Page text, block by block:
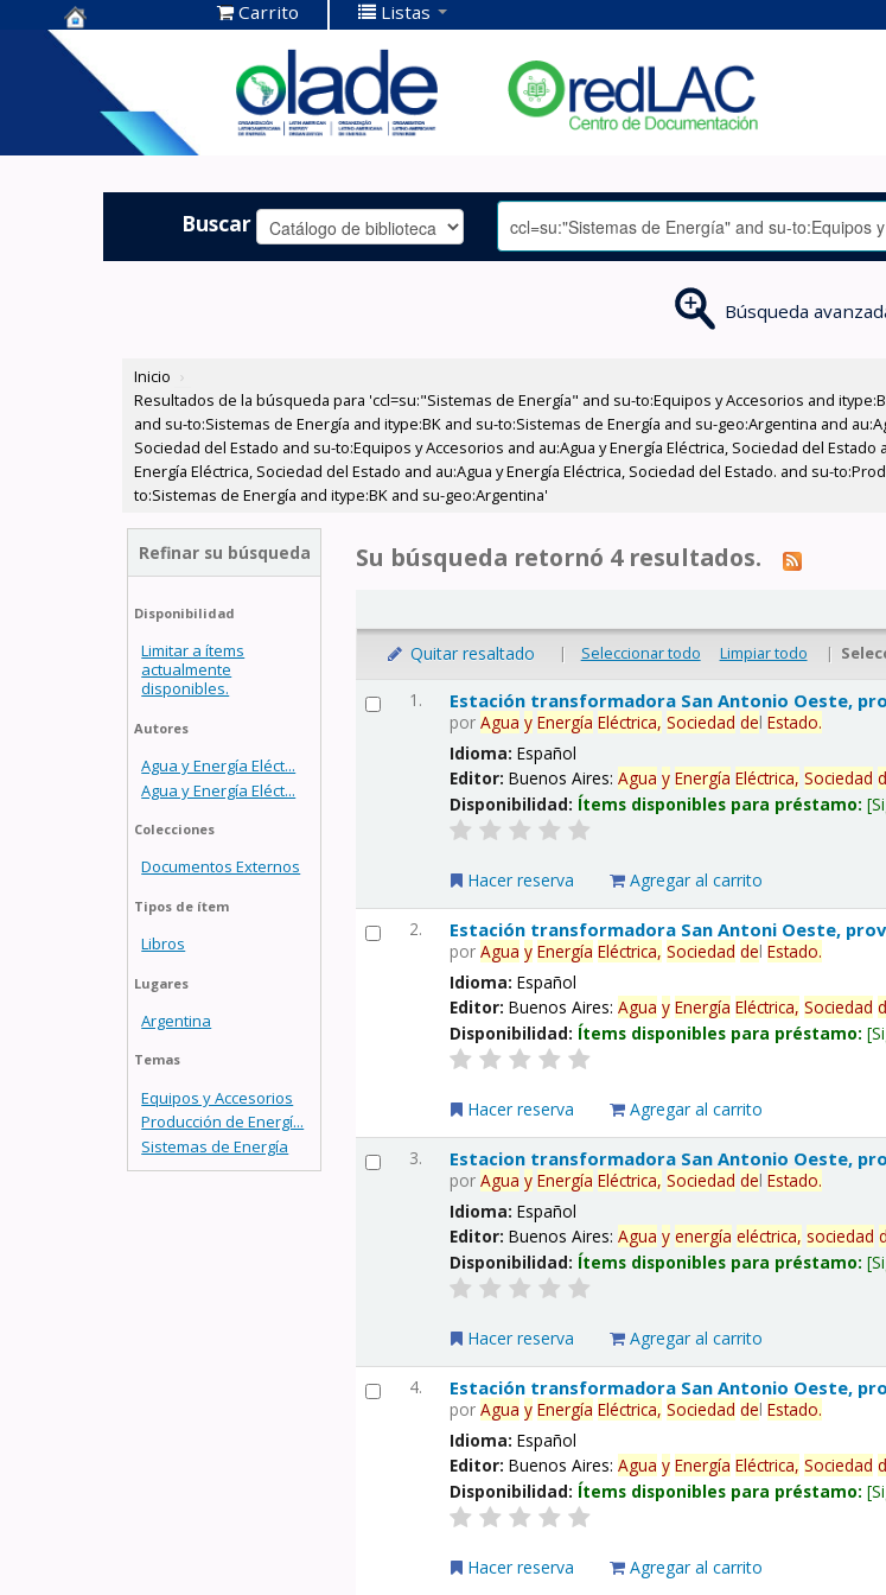
Centro de
Documentación
OLADE -
Carrito Listas
Buscar
Búsqueda
Inicio ›
Resultados de la búsqueda para 'ccl=su:"Sistemas de Energía" and su-to:Equipos y Accesorios and
and su-to:Sistemas de Energía and itype:BK and su-to:Sistemas de Energía and su-geo:Argentina and
Sociedad del Estado and su-to:Equipos y Accesorios and au:Agua y Energía Eléctrica, Sociedad del
Energía Eléctrica, Sociedad del Estado and au:Agua y Energía Eléctrica, Sociedad del Estado. and su-
to:Sistemas de Energía and itype:BK and su-geo:Argentina'
Refinar su búsqueda
Disponibilidad
Limitar a ítems
actualmente
disponibles.
Autores
Agua y Energía Eléct...
Agua y Energía Eléct...
Colecciones
Documentos Externos
Tipos de ítem
Libros
Lugares
Argentina
Temas
Equipos y Accesorios
Producción de Energí...
Sistemas de Energía
Su búsqueda retornó 4 resultados.
Quitar resaltado | Seleccionar todo Limpiar todo |
1. Estación transformadora San Antonio Oeste,
porAgua y Energía Eléctrica, Sociedad delEstado.
Idioma:Español
Editor:Buenos Aires:Agua y Energía Eléctrica, Sociedad
Disponibilidad: Ítems disponibles para préstamo:
Hacer reserva Agregar al carrito
2. Estación transformadora San Antoni Oeste,
porAgua y Energía Eléctrica, Sociedad delEstado.
Idioma:Español
Editor:Buenos Aires:Agua y Energía Eléctrica, Sociedad
Disponibilidad: Ítems disponibles para préstamo:
Hacer reserva Agregar al carrito
3. Estacion transformadora San Antonio Oeste,
porAgua y Energía Eléctrica, Sociedad delEstado.
Idioma:Español
Editor:Buenos Aires:Agua y energía eléctrica, sociedad
Disponibilidad: Ítems disponibles para préstamo:
Hacer reserva Agregar al carrito
4. Estación transformadora San Antonio Oeste,
porAgua y Energía Eléctrica, Sociedad delEstado.
Idioma:Español
Editor:Buenos Aires:Agua y Energía Eléctrica, Sociedad
Disponibilidad: Ítems disponibles para préstamo:
Hacer reserva Agregar al carrito